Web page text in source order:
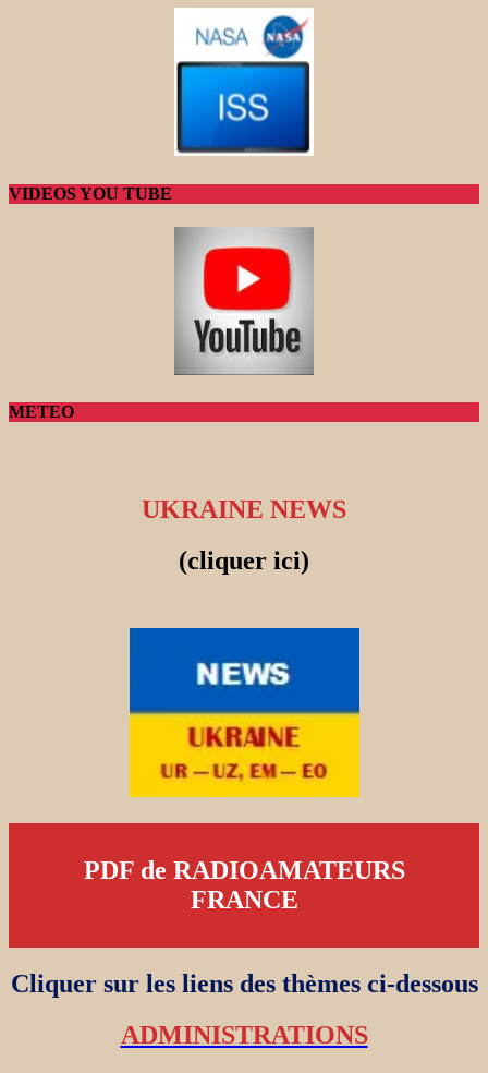
VIDEOS YOU TUBE
METEO
UKRAINE NEWS
(cliquer ici)
PDF de RADIOAMATEURS
FRANCE
Cliquer sur les liens des thèmes ci-dessous
ADMINISTRATIONS